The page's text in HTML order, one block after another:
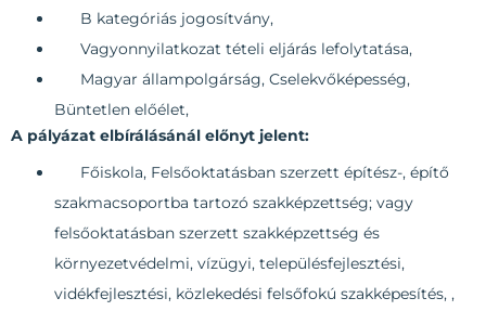
B kategóriás jogosítvány,
Vagyonnyilatkozat tételi eljárás lefolytatása,
Magyar állampolgárság, Cselekvőképesség,
Büntetlen előélet,
A pályázat elbírálásánál előnyt jelent:
Főiskola, Felsőoktatásban szerzett építész-, építő
szakmacsoportba tartozó szakképzettség; vagy
felsőoktatásban szerzett szakképzettség és
környezetvédelmi, vízügyi, településfejlesztési,
vidékfejlesztési, közlekedési felsőfokú szakképesítés, ,